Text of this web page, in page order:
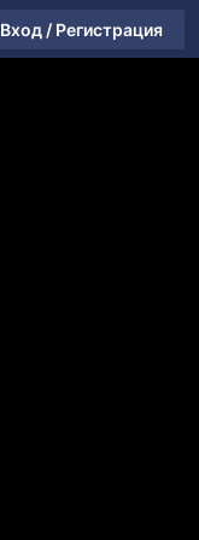
Вход / Регистрация